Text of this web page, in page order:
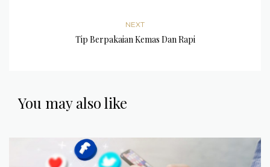
NEXT
Tip Berpakaian Kemas Dan Rapi
You may also like